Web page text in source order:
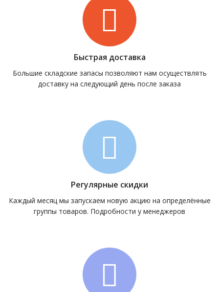
Быстрая доставка
Большие складские запасы позволяют нам осуществлять
доставку на следующий день после заказа
Регулярные скидки
Каждый месяц мы запускаем новую акцию на определённые
группы товаров. Подробности у менеджеров